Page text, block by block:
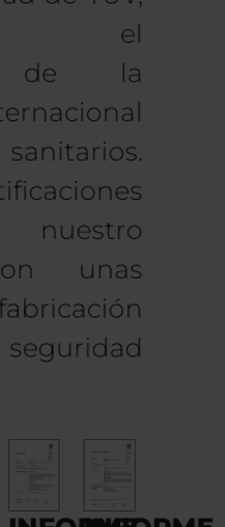
el
de la
unas